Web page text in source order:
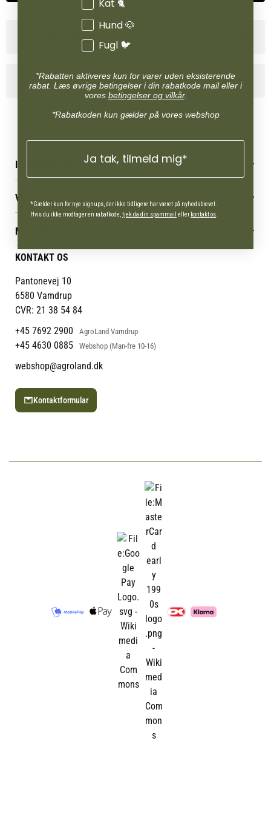
Produktinformation
Specifikationer
INFORMATION
Reklamations- & fortrydelsesret
Levering & afhentning
Følg din bestilling
Persondatapolitik
Cookies
VORES BUTIK
Vores butikker
Job
Mærker
Om os
Om Vestjyllands Andel
Blog
Ofte stillede spørgsmål
MIN KONTO
Administrer min konto
KONTAKT OS
Pantonevej 10
6580 Vamdrup
CVR: 21 38 54 84
+45 7692 2900
AgroLand Vamdrup
+45 4630 0885 Webshop (Man-fre 10-16)
webshop@agroland.dk
Kontaktformular
Kat 🐈
Hund 🐶
Fugl 🐦
*Rabatten aktiveres kun for varer uden eksisterende
rabat. Læs øvrige betingelser i din rabatkode mail eller i
vores betingelser og vilkår.
*Rabatkoden kun gælder på vores webshop
Ja tak, tilmeld mig*
*Gælder kun for nye signups, der ikke tidligere har været på nyhedsbrevet.
Hvis du ikke modtager en rabatkode, tjek da din spammail ellerkontakt os